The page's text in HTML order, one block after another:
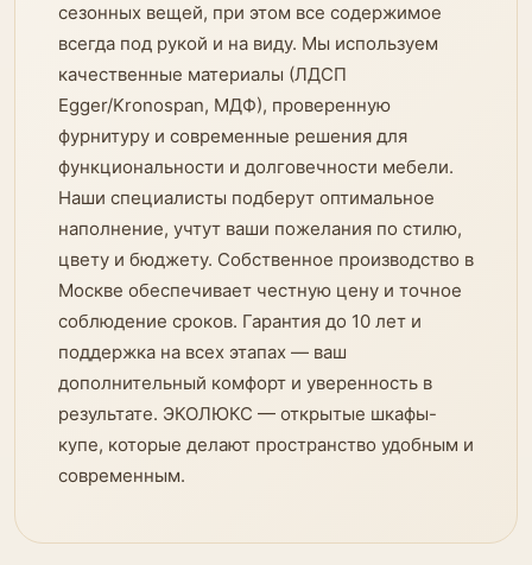
сезонных вещей, при этом все содержимое
всегда под рукой и на виду. Мы используем
качественные материалы (ЛДСП
Egger/Kronospan, МДФ), проверенную
фурнитуру и современные решения для
функциональности и долговечности мебели.
Наши специалисты подберут оптимальное
наполнение, учтут ваши пожелания по стилю,
цвету и бюджету. Собственное производство в
Москве обеспечивает честную цену и точное
соблюдение сроков. Гарантия до 10 лет и
поддержка на всех этапах — ваш
дополнительный комфорт и уверенность в
результате. ЭКОЛЮКС — открытые шкафы-
купе, которые делают пространство удобным и
современным.